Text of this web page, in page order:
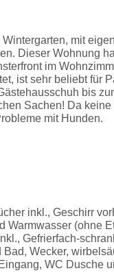
mit
Dieser Wohnung
im
ist sehr beliebt für
bis
Sachen! Da
mit Hunden.
inkl., Geschirr
Warmwasser (ohne
Gefrierfach-
Wecker,
WC Dusche